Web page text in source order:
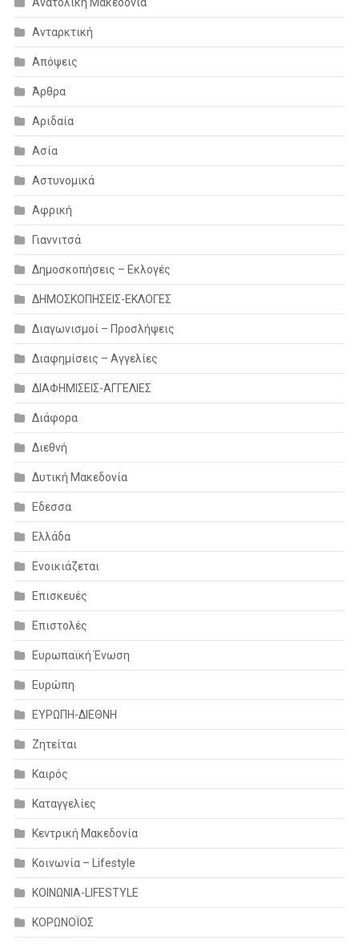
Ανταρκτική
Απόψεις
Άρθρα
Αριδαία
Ασία
Αστυνομικά
Αφρική
Γιαννιτσά
Δημοσκοπήσεις – Εκλογές
ΔΗΜΟΣΚΟΠΗΣΕΙΣ-ΕΚΛΟΓΕΣ
Διαγωνισμοί – Προσλήψεις
Διαφημίσεις – Αγγελίες
ΔΙΑΦΗΜΙΣΕΙΣ-ΑΓΓΕΛΙΕΣ
Διάφορα
Διεθνή
Δυτική Μακεδονία
Εδεσσα
Ελλάδα
Ενοικιάζεται
Επισκευές
Επιστολές
Ευρωπαϊκή Ένωση
Ευρώπη
ΕΥΡΩΠΗ-ΔΙΕΘΝΗ
Ζητείται
Καιρός
Καταγγελίες
Κεντρική Μακεδονία
Κοινωνία – Lifestyle
ΚΟΙΝΩΝΙΑ-LIFESTYLE
ΚΟΡΩΝΟΪΟΣ